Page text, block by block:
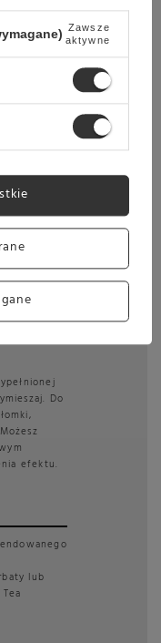
MONIN
lemoniady
Do
efektu.
lub
Zawsze
aktywne